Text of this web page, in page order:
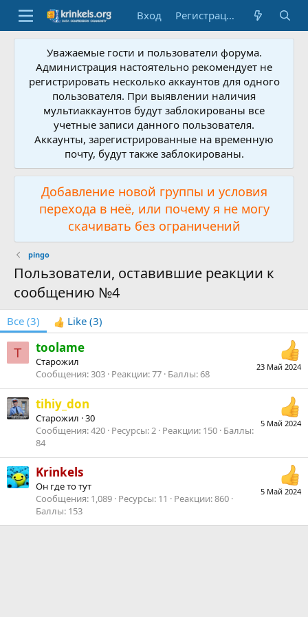
Вход Регистрация
Уважаемые гости и пользователи форума.
Администрация настоятельно рекомендует не
регистрировать несколько аккаунтов для одного
пользователя. При выявлении наличия
мультиаккаунтов будут заблокированы все
учетные записи данного пользователя.
Аккаунты, зарегистрированные на временную
почту, будут также заблокированы.
Добавление новой группы и условия
перехода в неё, или почему я не могу
скачивать без ограничений
pingo
Пользователи, оставившие реакции к
сообщению №4
Все (3) Like (3)
T
23 Май 2024
toolame
Старожил
Сообщения 303 Реакции 77 Баллы 68
5 Май 2024
tihiy_don
Старожил ·30
Сообщения 420 Ресурсы 2 Реакции 150 Баллы
84
5 Май 2024
Krinkels
Он где то тут
Сообщения 1,089 Ресурсы 11 Реакции 860
Баллы 153